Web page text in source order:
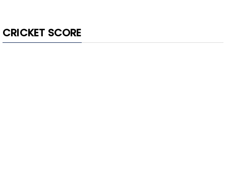
CRICKET SCORE